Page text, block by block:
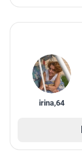
irina,64